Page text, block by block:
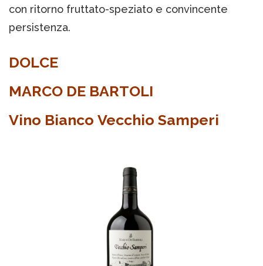
con ritorno fruttato-speziato e convincente
persistenza.
DOLCE
MARCO DE BARTOLI
Vino Bianco Vecchio Samperi